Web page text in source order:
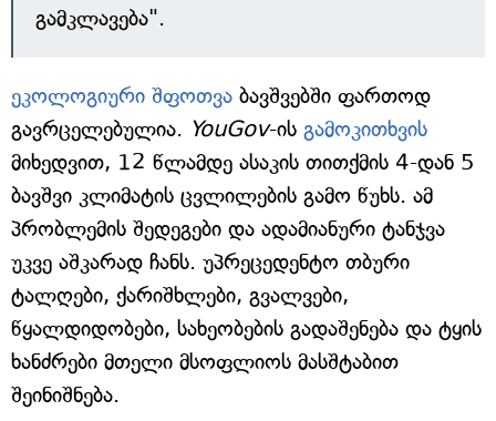
გამკლავება".
ეკოლოგიური შფოთვა ბავშვებში ფართოდ
გავრცელებულია. YouGov-ის გამოკითხვის
მიხედვით, 12 წლამდე ასაკის თითქმის 4-დან 5
ბავშვი კლიმატის ცვლილების გამო წუხს. ამ
პრობლემის შედეგები და ადამიანური ტანჯვა
უკვე აშკარად ჩანს. უპრეცედენტო თბური
ტალღები, ქარიშხლები, გვალვები,
წყალდიდობები, სახეობების გადაშენება და ტყის
ხანძრები მთელი მსოფლიოს მასშტაბით
შეინიშნება.